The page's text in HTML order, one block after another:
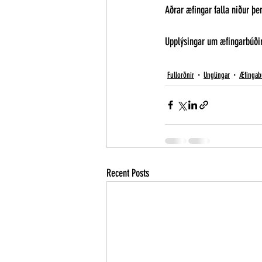
Aðrar æfingar falla niður
Upplýsingar um
Fullorðnir Unglingar
Recent Posts